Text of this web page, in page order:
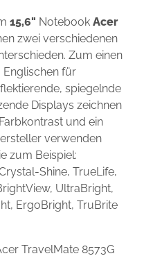
15,6" Notebook Acer
zwei verschiedenen
Zum einen
für
spiegelnde
Displays zeichnen
und ein
verwenden
zum Beispiel:
Shine, TrueLife,
UltraBright,
ErgoBright, TruBrite
TravelMate 8573G